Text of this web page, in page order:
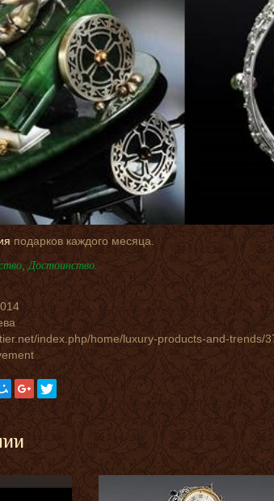
подарков каждого месяца.
Достоинство.
index.php/home/luxury-products-and-